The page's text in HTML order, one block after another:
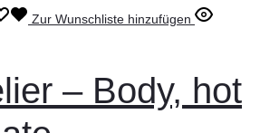
Zur Wunschliste hinzufügen
– Body, hot